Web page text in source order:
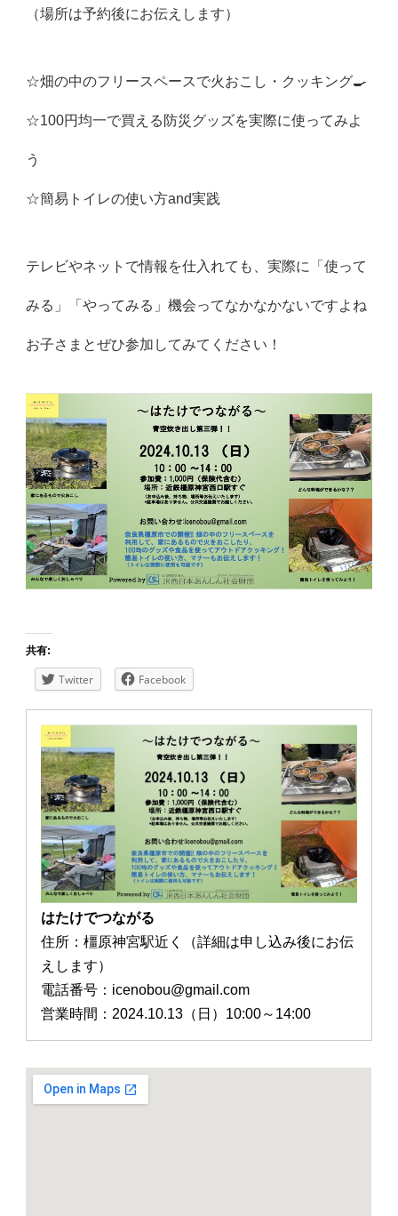
（場所は予約後にお伝えします）
☆畑の中のフリースペースで火おこし・クッキング🍳
☆100円均一で買える防災グッズを実際に使ってみよ
う
☆簡易トイレの使い方and実践
テレビやネットで情報を仕入れても、実際に「使って
みる」「やってみる」機会ってなかなかないですよね
お子さまとぜひ参加してみてください！
共有:
Twitter Facebook
はたけでつながる
住所：橿原神宮駅近く（詳細は申し込み後にお伝
えします）
電話番号：icenobou@gmail.com
営業時間：2024.10.13（日）10:00～14:00